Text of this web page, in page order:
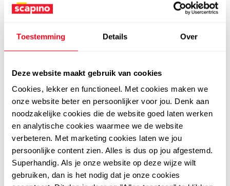
Toestemming Details Over
Deze website maakt gebruik van cookies
Cookies, lekker en functioneel. Met cookies maken we
onze website beter en persoonlijker voor jou. Denk aan
noodzakelijke cookies die de website goed laten werken
en analytische cookies waarmee we de website
verbeteren. Met marketing cookies laten we jou
persoonlijke content zien. Alles is dus op jou afgestemd.
Superhandig. Als je onze website op deze wijze wilt
gebruiken, dan is het nodig dat je onze cookies